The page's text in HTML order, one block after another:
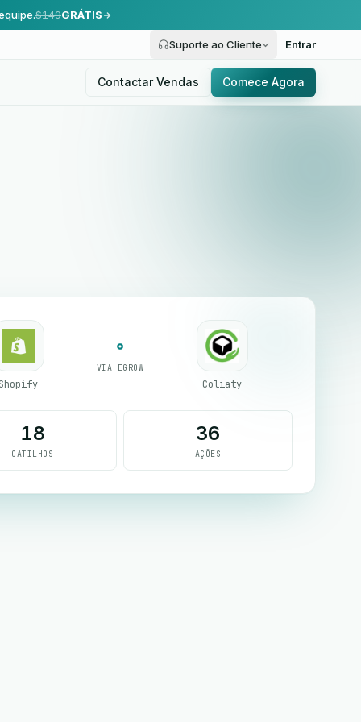
$149GRÁTIS
Suporte ao Cliente Entrar
Contactar Vendas Comece Agora
VIA EGROW
Coliaty
18
GATILHOS
36
AÇÕES